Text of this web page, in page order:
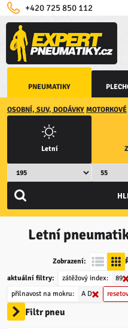
PNEUMATIKY
+420 725 850 112
OSOBNÍ, SUV, DODÁVKY MOTORKOVÉ
Letní
Letní
Zobrazení:
aktuální filtry:
zátěžový index: 89
přilnavost na mokru:
A D
Filtr pneu